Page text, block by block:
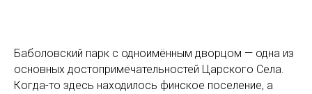
Баболовский парк с одноимённым дворцом — одна из
основных достопримечательностей Царского Села.
Когда-то здесь находилось финское поселение, а